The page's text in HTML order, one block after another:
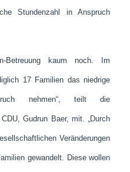
Stundenzahl in Anspruch
Betreuung kaum noch. Im
17 Familien das niedrige
nehmen“, teilt die
Gudrun Baer, mit. „Durch
Veränderungen
gewandelt. Diese wollen